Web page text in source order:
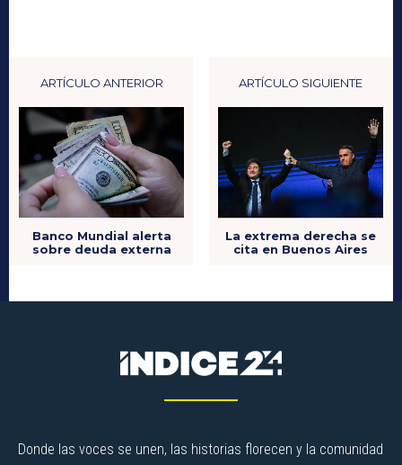
ARTÍCULO ANTERIOR
Banco Mundial alerta
sobre deuda externa
ARTÍCULO SIGUIENTE
La extrema derecha se
cita en Buenos Aires
Donde las voces se unen, las historias florecen y la comunidad